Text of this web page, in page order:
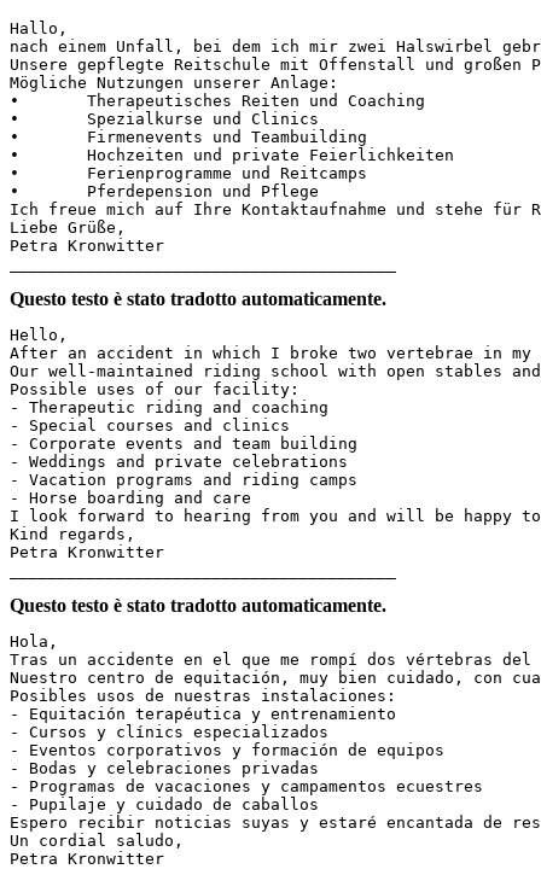
Hallo,
nach einem Unfall, bei dem ich mir zwei Halswirbel
Unsere gepflegte Reitschule mit Offenstall und
Mögliche Nutzungen unserer Anlage:
•	Therapeutisches Reiten und Coaching
•	Spezialkurse und Clinics
•	Firmenevents und Teambuilding
•	Hochzeiten und private Feierlichkeiten
•	Ferienprogramme und Reitcamps
•	Pferdepension und Pflege
Ich freue mich auf Ihre Kontaktaufnahme und stehe für
Liebe Grüße,
Petra Kronwitter
Questo testo è stato tradotto automaticamente.
Hello,
After an accident in which I broke two vertebrae in
Our well-maintained riding school with open stables
Possible uses of our facility:
- Therapeutic riding and coaching
- Special courses and clinics
- Corporate events and team building
- Weddings and private celebrations
- Vacation programs and riding camps
- Horse boarding and care
I look forward to hearing from you and will be happy to
Kind regards,
Petra Kronwitter
Questo testo è stato tradotto automaticamente.
Hola,
Tras un accidente en el que me rompí dos vértebras
Nuestro centro de equitación, muy bien cuidado, con
Posibles usos de nuestras instalaciones:
- Equitación terapéutica y entrenamiento
- Cursos y clínics especializados
- Eventos corporativos y formación de equipos
- Bodas y celebraciones privadas
- Programas de vacaciones y campamentos ecuestres
- Pupilaje y cuidado de caballos
Espero recibir noticias suyas y estaré encantada de
Un cordial saludo,
Petra Kronwitter